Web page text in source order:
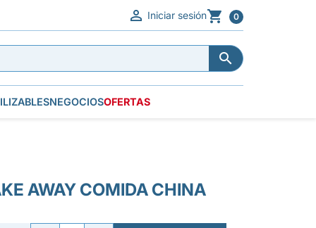
 Iniciar sesión 0


NEGOCIOSOFERTAS
AWAY COMIDA CHINA